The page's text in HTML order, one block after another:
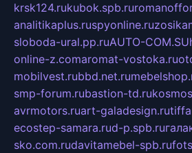
krsk124.rukubok.spb.ru
analitikaplus.ruspyonline.ru
sloboda-ural.pp.ruAUTO-COM.SU
online-z.comaromat-vostoka.ru
mobilvest.rubbd.net.ru
smp-forum.rubastion-td.ru
avrmotors.ruart-galadesign.ru
ecostep-samara.rud-p.spb.ru
sko.com.rudavitamebel-spb.ru